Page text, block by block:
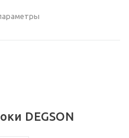
DEGSON